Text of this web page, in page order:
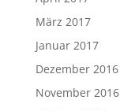
März 2017
Januar 2017
Dezember 2016
November 2016